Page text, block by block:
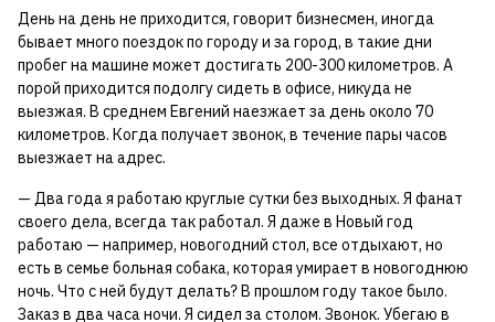
День на день не приходится, говорит бизнесмен, иногда
бывает много поездок по городу и за город, в такие дни
пробег на машине может достигать 200-300 километров. А
порой приходится подолгу сидеть в офисе, никуда не
выезжая. В среднем Евгений наезжает за день около 70
километров. Когда получает звонок, в течение пары часов
выезжает на адрес.
— Два года я работаю круглые сутки без выходных. Я фанат
своего дела, всегда так работал. Я даже в Новый год
работаю — например, новогодний стол, все отдыхают, но
есть в семье больная собака, которая умирает в новогоднюю
ночь. Что с ней будут делать? В прошлом году такое было.
Заказ в два часа ночи. Я сидел за столом. Звонок. Убегаю в